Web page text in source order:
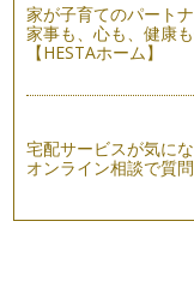
家が子育てのパート
家事も、心も、健康
【HESTAホーム】
宅配サービスが気に
オンライン相談で質